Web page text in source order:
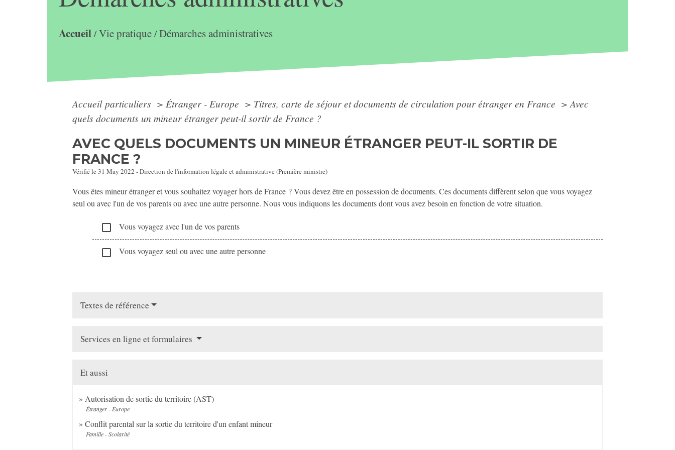
Accueil/Vie pratique/Démarches administratives
Accueil particuliers > Étranger - Europe > Titres, carte de séjour et documents de circulation pour étranger en France > Avec
quels documents un mineur étranger peut-il sortir de France ?
AVEC QUELS DOCUMENTS UN MINEUR ÉTRANGER PEUT-IL SORTIR DE
FRANCE ?
Vérifié le 31 May 2022 - Direction de l'information légale et administrative (Première ministre)
Vous êtes mineur étranger et vous souhaitez voyager hors de France ? Vous devez être en possession de documents. Ces documents diffèrent selon que vous voyagez
seul ou avec l'un de vos parents ou avec une autre personne. Nous vous indiquons les documents dont vous avez besoin en fonction de votre situation.
check_box_outline_blank Vous voyagez avec l'un de vos parents
check_box_outline_blank Vous voyagez seul ou avec une autre personne
Textes de référence
Services en ligne et formulaires
Et aussi
Autorisation de sortie du territoire (AST)
Étranger - Europe
Conflit parental sur la sortie du territoire d'un enfant mineur
Famille - Scolarité